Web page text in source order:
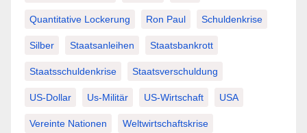
Quantitative Lockerung Ron Paul Schuldenkrise
Silber Staatsanleihen Staatsbankrott
Staatsschuldenkrise Staatsverschuldung
US-Dollar Us-Militär US-Wirtschaft USA
Vereinte Nationen Weltwirtschaftskrise